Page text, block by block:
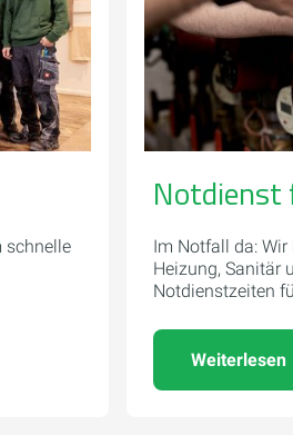
schnelle
Notdienst
Im Notfall da:
Heizung, Sanitär
Notdienstzeiten
Weiterlesen